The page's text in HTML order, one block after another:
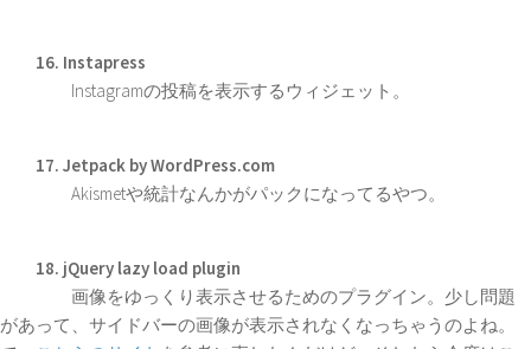
16. Instapress
Instagramの投稿を表示するウィジェット。
17. Jetpack by WordPress.com
Akismetや統計なんかがパックになってるやつ。
18. jQuery lazy load plugin
画像をゆっくり表示させるためのプラグイン。少し問題
があって、サイドバーの画像が表示されなくなっちゃうのよね。